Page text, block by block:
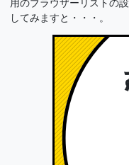
してみますと・・・。